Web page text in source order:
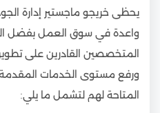
يحظى خريجو ماجستير إدارة
واعدة في سوق العمل بفضل
المتخصصين القادرين على
ورفع مستوى الخدمات
المتاحة لهم لتشمل ما يلي: